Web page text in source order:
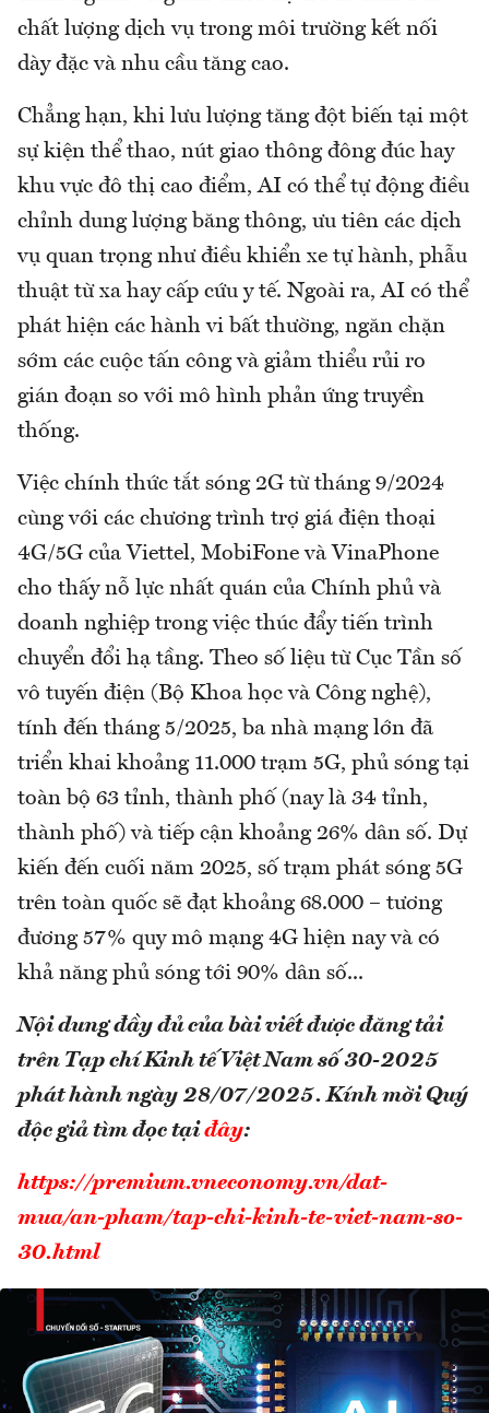
chất lượng dịch vụ trong môi trường kết nối
dày đặc và nhu cầu tăng cao.
Chẳng hạn, khi lưu lượng tăng đột biến tại một
sự kiện thể thao, nút giao thông đông đúc hay
khu vực đô thị cao điểm, AI có thể tự động điều
chỉnh dung lượng băng thông, ưu tiên các dịch
vụ quan trọng như điều khiển xe tự hành, phẫu
thuật từ xa hay cấp cứu y tế. Ngoài ra, AI có thể
phát hiện các hành vi bất thường, ngăn chặn
sớm các cuộc tấn công và giảm thiểu rủi ro
gián đoạn so với mô hình phản ứng truyền
thống.
Việc chính thức tắt sóng 2G từ tháng 9/2024
cùng với các chương trình trợ giá điện thoại
4G/5G của Viettel, MobiFone và VinaPhone
cho thấy nỗ lực nhất quán của Chính phủ và
doanh nghiệp trong việc thúc đẩy tiến trình
chuyển đổi hạ tầng. Theo số liệu từ Cục Tần số
vô tuyến điện (Bộ Khoa học và Công nghệ),
tính đến tháng 5/2025, ba nhà mạng lớn đã
triển khai khoảng 11.000 trạm 5G, phủ sóng tại
toàn bộ 63 tỉnh, thành phố (nay là 34 tỉnh,
thành phố) và tiếp cận khoảng 26% dân số. Dự
kiến đến cuối năm 2025, số trạm phát sóng 5G
trên toàn quốc sẽ đạt khoảng 68.000 – tương
đương 57% quy mô mạng 4G hiện nay và có
khả năng phủ sóng tới 90% dân số...
Nội dung đầy đủ của bài viết được đăng tải
trên Tạp chí Kinh tế Việt Nam số 30-2025
phát hành ngày 28/07/2025. Kính mời Quý
độc giả tìm đọc tại đây:
https://premium.vneconomy.vn/dat-
mua/an-pham/tap-chi-kinh-te-viet-nam-so-
30.html